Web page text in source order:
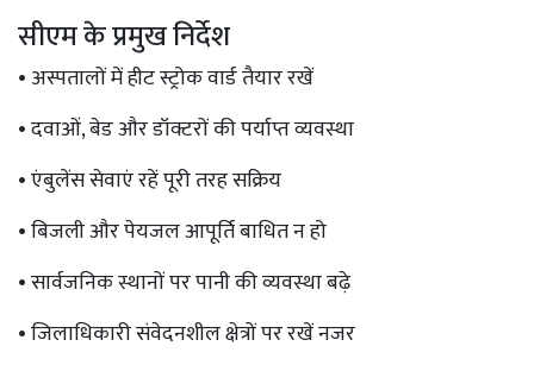
सीएम के प्रमुख निर्देश
• अस्पतालों में हीट स्ट्रोक वार्ड तैयार रखें
• दवाओं, बेड और डॉक्टरों की पर्याप्त व्यवस्था
• एंबुलेंस सेवाएं रहें पूरी तरह सक्रिय
• बिजली और पेयजल आपूर्ति बाधित न हो
• सार्वजनिक स्थानों पर पानी की व्यवस्था बढ़े
• जिलाधिकारी संवेदनशील क्षेत्रों पर रखें नजर